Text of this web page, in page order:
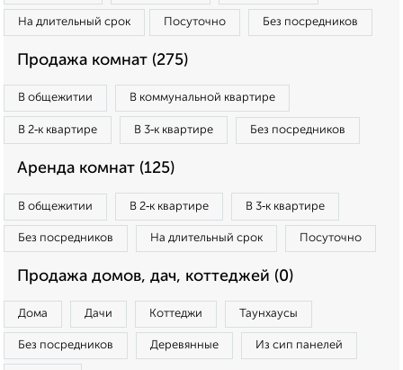
На длительный срок Посуточно Без посредников
Продажа комнат (275)
В общежитии В коммунальной квартире
В 2‑к квартире В 3‑к квартире Без посредников
Аренда комнат (125)
В общежитии В 2‑к квартире В 3‑к квартире
Без посредников На длительный срок Посуточно
Продажа домов, дач, коттеджей (0)
Дома Дачи Коттеджи Таунхаусы
Без посредников Деревянные Из сип панелей